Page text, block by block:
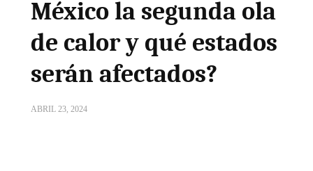
México la segunda ola
de calor y qué estados
serán afectados?
ABRIL 23, 2024